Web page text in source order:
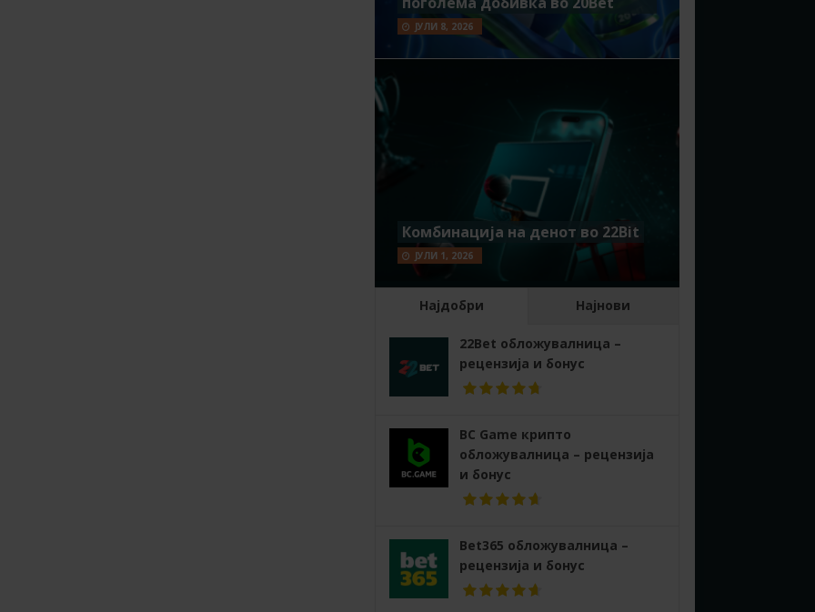
ЈУЛИ 8, 2026
Комбинација на денот во 22Bit
ЈУЛИ 1, 2026
Најдобри Најнови
22Bet обложувалница –
рецензија и бонус
BC Game крипто
обложувалница – рецензија
и бонус
Bet365 обложувалница –
рецензија и бонус